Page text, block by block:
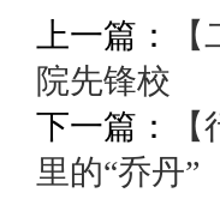
上一篇：
院先锋校
下一篇：
里的“乔丹”